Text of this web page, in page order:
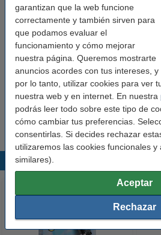
garantizan que la web funcione
correctamente y también sirven para
que podamos evaluar el
funcionamiento y cómo mejorar
nuestra página. Queremos mostrarte
anuncios acordes con tus intereses, y
por lo tanto, utilizar cookies para ver
nuestra web y en internet. En nuestra
podrás leer todo sobre este tipo de
cómo cambiar tus preferencias.
consentirlas. Si decides rechazar
utilizaremos las cookies funcionales
similares).
Aceptar
Rechazar
Tamaño papel: A4
Soporte etiquetas: sí
Agujero de sujeción:
Protección de bordes: sí
Cantidad: 1 unidad